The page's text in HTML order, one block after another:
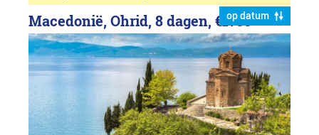
op datum
Macedonië, Ohrid, 8 dagen, €1799